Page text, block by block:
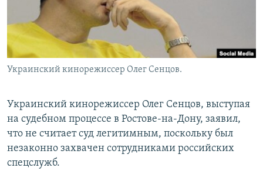
Украинский кинорежиссер Олег Сенцов.
Украинский кинорежиссер Олег Сенцов, выступая
на судебном процессе в Ростове-на-Дону, заявил,
что не считает суд легитимным, поскольку был
незаконно захвачен сотрудниками российских
спецслужб.